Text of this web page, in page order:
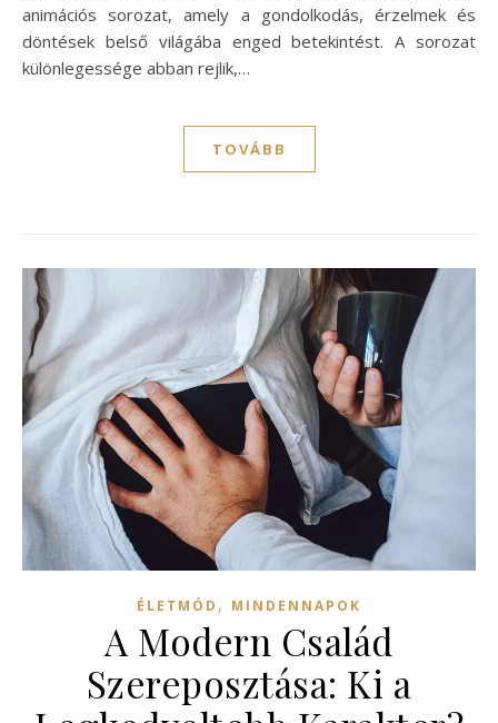
animációs sorozat, amely a gondolkodás, érzelmek és
döntések belső világába enged betekintést. A sorozat
különlegessége abban rejlik,…
TOVÁBB
ÉLETMÓD , MINDENNAPOK
A Modern Család
Szereposztása: Ki a